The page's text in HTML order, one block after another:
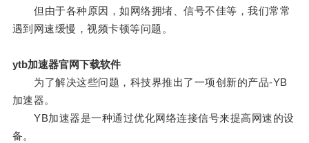
但由于各种原因，如网络拥堵、信号不佳等，我们常常
遇到网速缓慢，视频卡顿等问题。
ytb加速器官网下载软件
为了解决这些问题，科技界推出了一项创新的产品-YB
加速器。
YB加速器是一种通过优化网络连接信号来提高网速的设
备。